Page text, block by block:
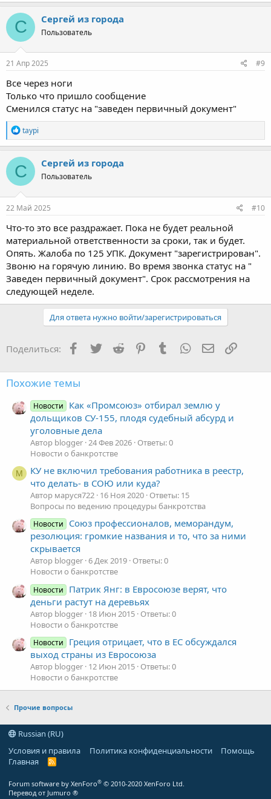
С Сергей из города
Пользователь
21 Апр 2025 #9
Все через ноги
Только что пришло сообщение
Сменился статус на "заведен первичный документ"
Р
е
а
к
ц
и
и
:
taypi
С Сергей из города
Пользователь
22 Май 2025 #10
Что-то это все раздражает. Пока не будет реальной
материальной ответственности за сроки, так и будет.
Опять. Жалоба по 125 УПК. Документ "зарегистрирован".
Звоню на горячую линию. Во время звонка статус на "
Заведен первичный документ". Срок рассмотрения на
следующей неделе.
Для ответа нужно войти/зарегистрироваться
Поделиться: Facebook
TwitterReddit PinterestTumblr WhatsApp Ссылка
Похожие темы
Новости
Как «Промсоюз» отбирал землю у
дольщиков СУ-155, плодя судебный абсурд и
уголовные дела
Автор blogger 24 Фев 2026 Ответы: 0
Новости о банкротстве
М
КУ не включил требования работника в реестр,
что делать- в СОЮ или куда?
Автор маруся722 16 Ноя 2020 Ответы: 15
Вопросы по ведению процедуры банкротства
Новости
Союз профессионалов, меморандум,
резолюция: громкие названия и то, что за ними
скрывается
Автор blogger 6 Дек 2019 Ответы: 0
Новости о банкротстве
Новости
Патрик Янг: в Евросоюзе верят, что
деньги растут на деревьях
Автор blogger 18 Июн 2015 Ответы: 0
Новости о банкротстве
Новости
Греция отрицает, что в ЕС обсуждался
выход страны из Евросоюза
Автор blogger 12 Июн 2015 Ответы: 0
Новости о банкротстве
Прочие вопросы
Russian (RU)
Условия и правила
Политика конфиденциальности
Помощь
Главная
R
Forum software by XenForo® © 2010-2020 XenForo Ltd.
Перевод от Jumuro ®